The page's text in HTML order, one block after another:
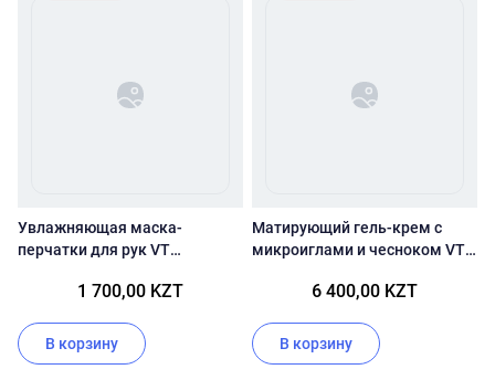
Увлажняющая маска-
перчатки для рук VT
Nourishing Hand Mask
1 700,00 KZT
В корзину
Матирующий гель-крем с
микроиглами и чесноком VT
Shot Gel Cream6 400,00 KZT
В корзину